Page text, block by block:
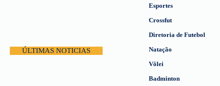
ÚLTIMAS NOTICIAS
Esportes
Crossfut
Diretoria de Futebol
Natação
Vôlei
Badminton